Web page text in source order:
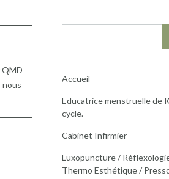
QMD
Accueil
Educatrice menstruelle de
cycle.
Cabinet Infirmier
Luxopuncture /
Thermo Esthétique /